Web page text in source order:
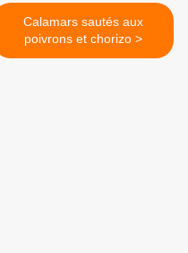
Calamars sautés aux
poivrons et chorizo >